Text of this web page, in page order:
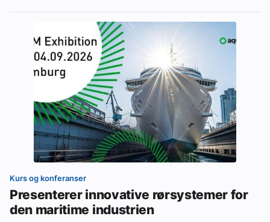
Kurs og konferanser
Presenterer innovative rørsystemer for
den maritime industrien